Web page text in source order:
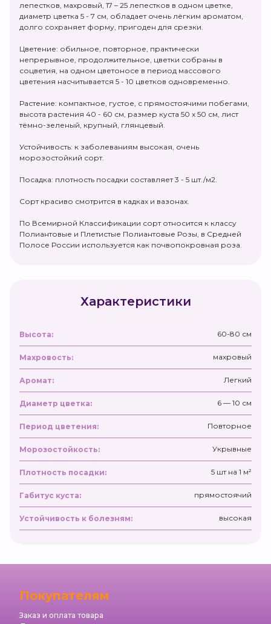
лепестков, махровый, 17 – 25 лепестков в одном цветке,
диаметр цветка 5 - 7 см, обладает очень лёгким ароматом,
долго сохраняет форму, пригоден для срезки.
Цветение: обильное, повторное, практически
непрерывное, продолжительное, цветки собраны в
соцветия, на одном цветоносе в период массового
цветения насчитывается 5 - 10 цветков одновременно.
Растение: компактное, густое, с прямостоячими побегами,
высота растения 40 - 60 см, размер куста 50 х 50 см, лист
тёмно-зеленый, крупный, глянцевый.
Устойчивость: к заболеваниям высокая, очень
морозостойкий сорт.
Посадка: плотность посадки составляет 3 - 5 шт./м2.
Сорт красиво смотрится в кадках и вазонах.
По Всемирной Классификации сорт относится к классу
Полиантовые и Плетистые Полиантовые Розы, в Средней
Полосе России используется как почвопокровная роза.
Характеристики
Высота: 60-80 см
Махровость: махровый
Аромат: Легкий
Диаметр цветка: 6 — 10 см
Период цветения: Повторное
Морозостойкость: Укрывные
Плотность посадки: 5 шт на 1 м²
Габитус куста: прямостоячий
Устойчивость к болезням: высокая
Покупателям
Заказ и оплата товара